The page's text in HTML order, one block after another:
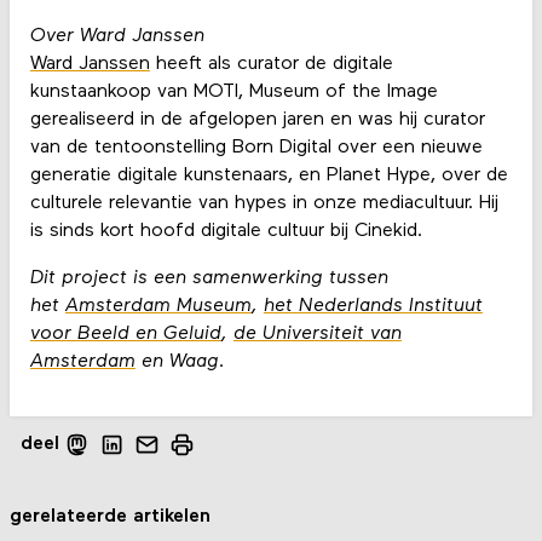
Over Ward Janssen
Ward Janssen heeft als curator de digitale
kunstaankoop van MOTI, Museum of the Image
gerealiseerd in de afgelopen jaren en was hij curator
van de tentoonstelling Born Digital over een nieuwe
generatie digitale kunstenaars, en Planet Hype, over de
culturele relevantie van hypes in onze mediacultuur. Hij
is sinds kort hoofd digitale cultuur bij Cinekid.
Dit project is een samenwerking tussen
hetAmsterdam Museum, het Nederlands Instituut
voor Beeld en Geluid, de Universiteit van
Amsterdam en Waag.
deel
gerelateerde artikelen